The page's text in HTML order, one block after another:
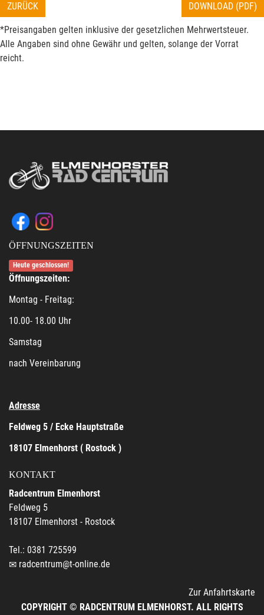
ZURÜCK DOWNLOAD (PDF)
*Preisangaben gelten inklusive der gesetzlichen Mehrwertsteuer.
Alle Angaben sind ohne Gewähr und gelten, solange der Vorrat
reicht.
ÖFFNUNGSZEITEN
Heute geschlossen!
Öffnungszeiten:
Montag - Freitag:
10.00- 18.00 Uhr
Samstag
nach Vereinbarung
Adresse
Feldweg 5 / Ecke Hauptstraße
18107 Elmenhorst ( Rostock )
KONTAKT
Radcentrum Elmenhorst
Feldweg 5
18107 Elmenhorst - Rostock
Tel.: 0381 725599
radcentrum@t-online.de
Zur Anfahrtskarte
COPYRIGHT © RADCENTRUM ELMENHORST. ALL RIGHTS